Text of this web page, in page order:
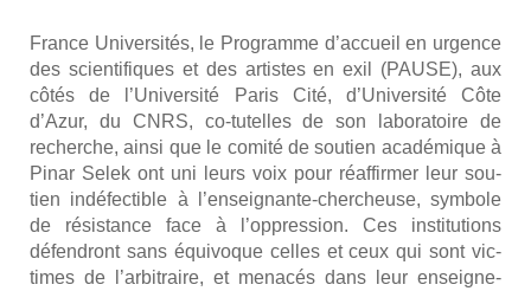
France Uni­ver­si­tés, le Pro­gramme d’accueil en urgence
des scien­ti­fiques et des artistes en exil (PAUSE), aux
côtés de l’Université Paris Cité, d’Université Côte
d’Azur, du CNRS, co-tutelles de son labo­ra­toire de
recherche, ain­si que le comi­té de sou­tien aca­dé­mique à
Pinar Selek ont uni leurs voix pour réaf­fir­mer leur sou­
tien indé­fec­tible à l’enseignante-chercheuse, sym­bole
de résis­tance face à l’oppression. Ces ins­ti­tu­tions
défen­dront sans équi­voque celles et ceux qui sont vic­
times de l’arbitraire, et mena­cés dans leur ensei­gne­